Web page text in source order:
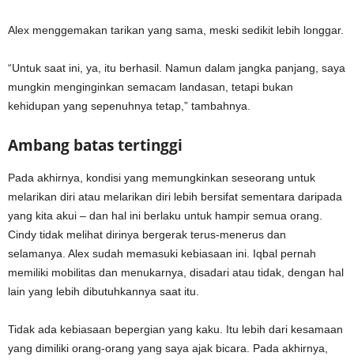
Alex menggemakan tarikan yang sama, meski sedikit lebih longgar.
“Untuk saat ini, ya, itu berhasil. Namun dalam jangka panjang, saya
mungkin menginginkan semacam landasan, tetapi bukan
kehidupan yang sepenuhnya tetap,” tambahnya.
Ambang batas tertinggi
Pada akhirnya, kondisi yang memungkinkan seseorang untuk
melarikan diri atau melarikan diri lebih bersifat sementara daripada
yang kita akui – dan hal ini berlaku untuk hampir semua orang.
Cindy tidak melihat dirinya bergerak terus-menerus dan
selamanya. Alex sudah memasuki kebiasaan ini. Iqbal pernah
memiliki mobilitas dan menukarnya, disadari atau tidak, dengan hal
lain yang lebih dibutuhkannya saat itu.
Tidak ada kebiasaan bepergian yang kaku. Itu lebih dari kesamaan
yang dimiliki orang-orang yang saya ajak bicara. Pada akhirnya,